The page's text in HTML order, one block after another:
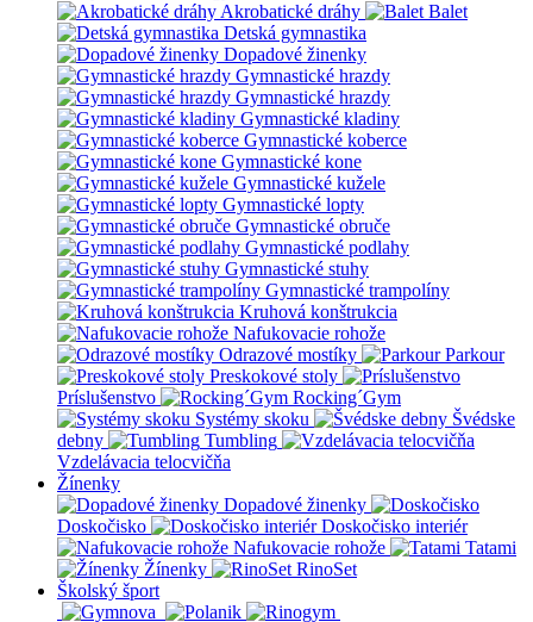
Akrobatické dráhy
Balet
Detská gymnastika
Dopadové žinenky
Gymnastické hrazdy
Gymnastické hrazdy
Gymnastické kladiny
Gymnastické koberce
Gymnastické kone
Gymnastické kužele
Gymnastické lopty
Gymnastické obruče
Gymnastické podlahy
Gymnastické stuhy
Gymnastické trampolíny
Kruhová konštrukcia
Nafukovacie rohože
Odrazové mostíky
Parkour
Preskokové stoly
Príslušenstvo
Rocking´Gym
Systémy skoku
Švédske
debny
Tumbling
Vzdelávacia telocvičňa
Žínenky
Dopadové žinenky
Doskočisko
Doskočisko interiér
Nafukovacie rohože
Tatami
Žínenky
RinoSet
Školský šport